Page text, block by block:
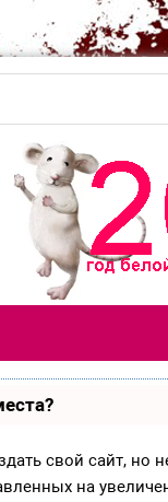
свой сайт, но
на